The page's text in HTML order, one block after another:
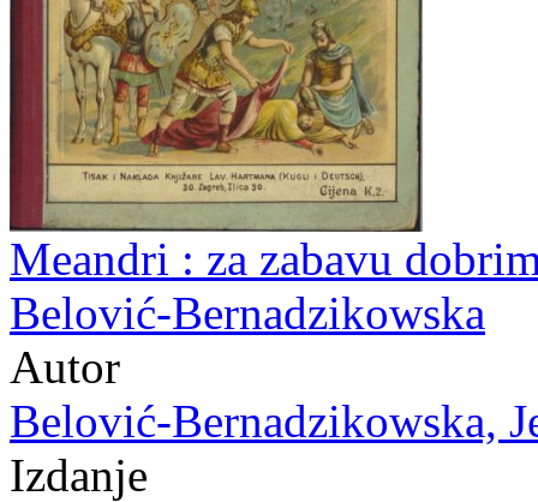
Meandri : za zabavu
Belović-Bernadzikowska
Autor
Belović-Bernadzikowska,
Izdanje